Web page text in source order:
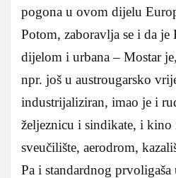
pogona u ovom dijelu
Potom, zaboravlja se i da
dijelom i urbana – Mostar je,
npr. još u austrougarsko
industrijaliziran, imao je i
željeznicu i sindikate, i kino
sveučilište, aerodrom,
Pa i standardnog